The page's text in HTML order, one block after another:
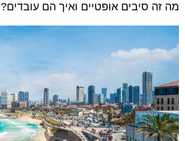
מה זה סיבים אופטיים ואיך הם עובדים?